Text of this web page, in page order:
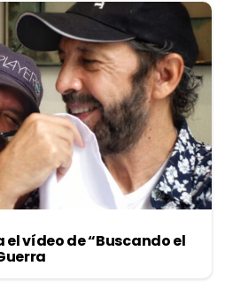
el vídeo de “Buscando el